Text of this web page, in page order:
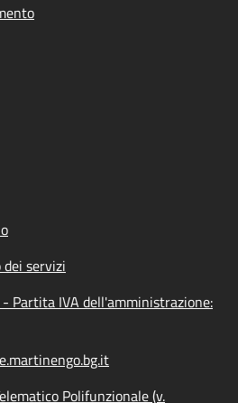
servizi
Partita IVA dell'amministrazione:
Polifunzionale (v.